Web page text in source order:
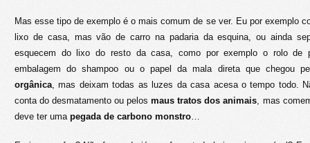
Mas esse tipo de exemplo é o mais comum de se ver. Eu por exemplo
lixo de casa, mas vão de carro na padaria da esquina, ou ainda
esquecem do lixo do resto da casa, como por exemplo o rolo de
embalagem do shampoo ou o papel da mala direta que chegou
orgânica , mas deixam todas as luzes da casa acesa o tempo todo.
conta do desmatamento ou pelosmaus tratos dos animais , mas
deve ter uma pegada de carbono monstro